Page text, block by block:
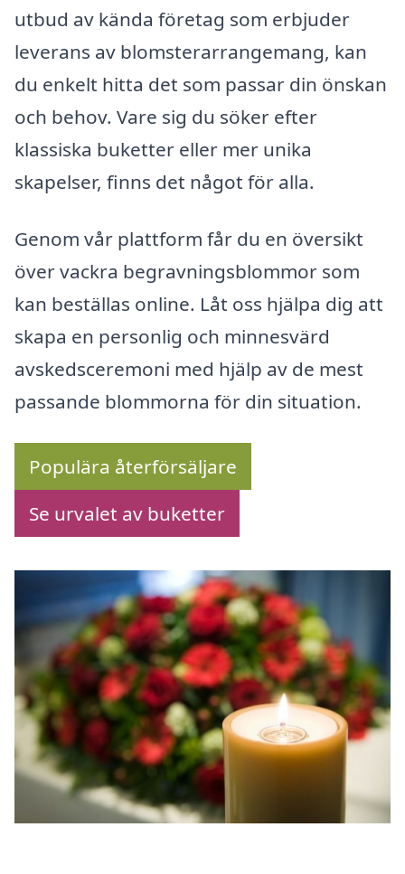
utbud av kända företag som erbjuder
leverans av blomsterarrangemang, kan
du enkelt hitta det som passar din önskan
och behov. Vare sig du söker efter
klassiska buketter eller mer unika
skapelser, finns det något för alla.
Genom vår plattform får du en översikt
över vackra begravningsblommor som
kan beställas online. Låt oss hjälpa dig att
skapa en personlig och minnesvärd
avskedsceremoni med hjälp av de mest
passande blommorna för din situation.
Populära återförsäljare
Se urvalet av buketter